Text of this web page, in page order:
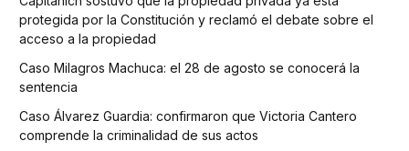
protegida por la Constitución y reclamó el debate sobre el
acceso a la propiedad
Caso Milagros Machuca: el 28 de agosto se conocerá la
sentencia
Caso Álvarez Guardia: confirmaron que Victoria Cantero
comprende la criminalidad de sus actos